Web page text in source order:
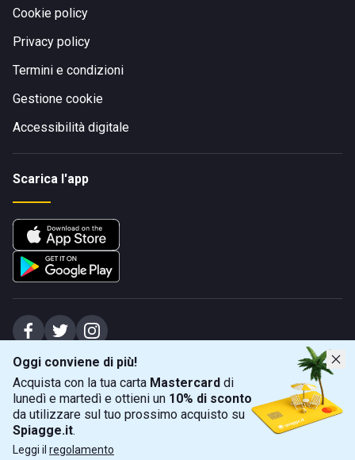
Oggi conviene di più!
Acquista con la tua carta Mastercard di
lunedì e martedì e ottieni un 10% di sconto
da utilizzare sul tuo prossimo acquisto su
Spiagge.it.
Leggi il regolamento
Cookie policy
Privacy policy
Termini e condizioni
Gestione cookie
Accessibilità digitale
Scarica l'app
Spiagge Srl - Sede legale: Via Marecchiese 48, 47923 Rimini (RN), IT -
capitale sociale Euro 31245,57 - Iscritta al registro delle imprese di Rimini
Sede operativa: Via Flaminia 180, 47924 Rimini (RN), IT
+39 0541 772375
info@spiagge.it - p.i./c.f. 04536640404
© 2026 Spiagge Srl. Tutti i diritti riservati.